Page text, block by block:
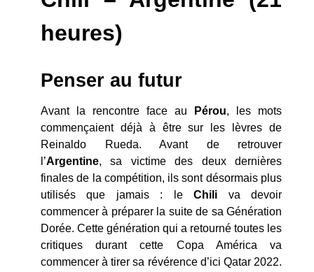
heures)
Penser au futur
Avant la rencontre face au Pérou, les mots
commençaient déjà à être sur les lèvres de
Reinaldo Rueda. Avant de retrouver
l’Argentine, sa victime des deux dernières
finales de la compétition, ils sont désormais plus
utilisés que jamais : leChili va devoir
commencer à préparer la suite de sa Génération
Dorée. Cette génération qui a retourné toutes les
critiques durant cette Copa América va
commencer à tirer sa révérence d’ici Qatar 2022.